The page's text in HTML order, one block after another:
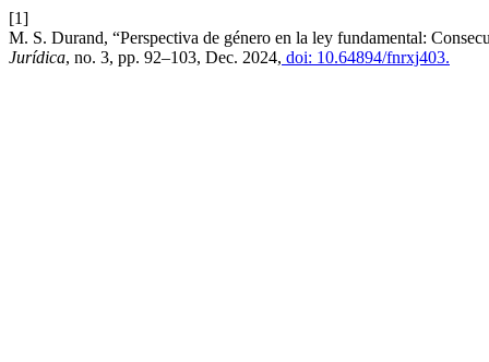
[1]
M. S. Durand, “Perspectiva de género en la ley fundamental:
Jurídica, no. 3, pp. 92–103, Dec. 2024, doi: 10.64894/fnrxj403.